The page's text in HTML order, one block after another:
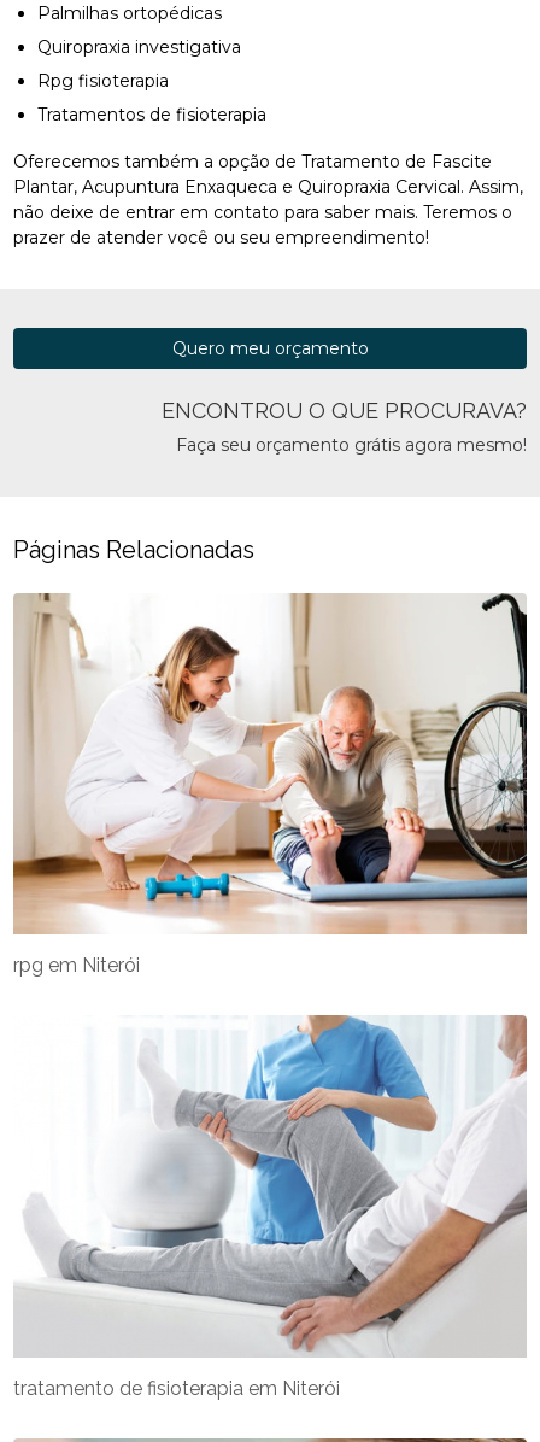
Palmilhas ortopédicas
Quiropraxia investigativa
Rpg fisioterapia
Tratamentos de fisioterapia
Oferecemos também a opção de Tratamento de Fascite
Plantar, Acupuntura Enxaqueca e Quiropraxia Cervical. Assim,
não deixe de entrar em contato para saber mais. Teremos o
prazer de atender você ou seu empreendimento!
ENCONTROU O QUE PROCURAVA?
Faça seu orçamento grátis agora mesmo!
Quero meu orçamento
Páginas Relacionadas
tratamento de fisioterapia em Niterói
rpg em Niterói